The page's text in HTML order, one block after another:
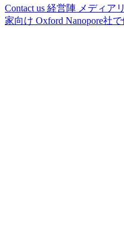
Contact us 経営陣 メディア
家向け Oxford Nanopore社で